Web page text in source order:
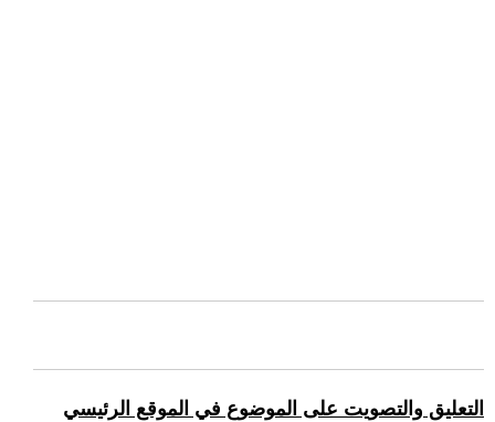
التعليق والتصويت على الموضوع في الموقع الرئيسي